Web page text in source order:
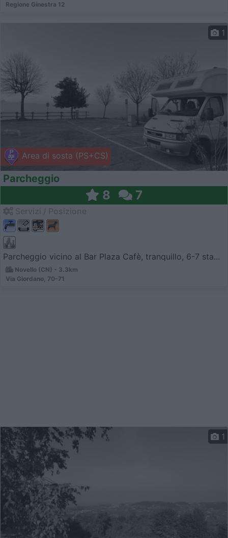
Regione Ginestra 12
Area di sosta (PS+CS)
1
Parcheggio
8 7
Parcheggio vicino al Bar Plaza Cafè, tranquillo, 6-7 sta...
Novello (CN) - 3.3km
Via Giordano, 70-71
1